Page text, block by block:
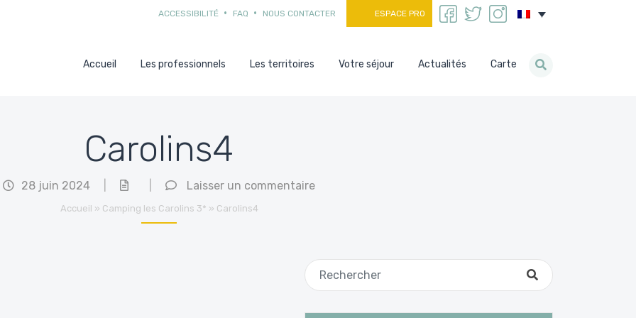
ACCESSIBILITÉ FAQ NOUS CONTACTER ESPACE PRO
Accueil Les professionnels Les territoires Votre séjour Actualités Carte
Carolins4
28 juin 2024 Laisser un commentaire
Accueil » Camping les Carolins 3* » Carolins4